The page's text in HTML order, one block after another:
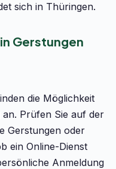
sich in Thüringen.
Gerstungen
die Möglichkeit
Prüfen Sie auf der
Gerstungen oder
ein Online-Dienst
Anmeldung